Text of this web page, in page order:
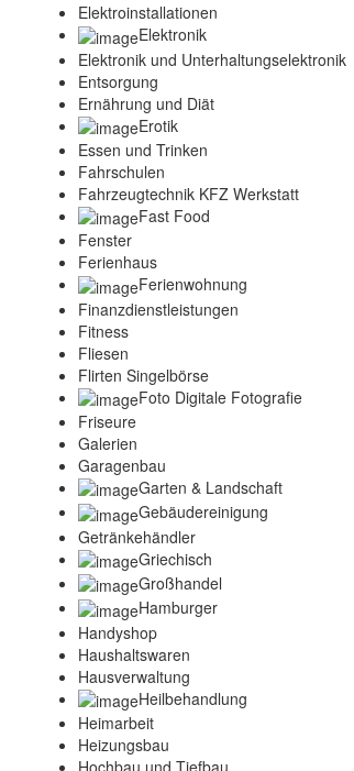
Elektroinstallationen
Elektronik
Elektronik und Unterhaltungselektronik
Entsorgung
Ernährung und Diät
Erotik
Essen und Trinken
Fahrschulen
Fahrzeugtechnik KFZ Werkstatt
Fast Food
Fenster
Ferienhaus
Ferienwohnung
Finanzdienstleistungen
Fitness
Fliesen
Flirten Singelbörse
Foto Digitale Fotografie
Friseure
Galerien
Garagenbau
Garten & Landschaft
Gebäudereinigung
Getränkehändler
Griechisch
Großhandel
Hamburger
Handyshop
Haushaltswaren
Hausverwaltung
Heilbehandlung
Heimarbeit
Heizungsbau
Hochbau und Tiefbau